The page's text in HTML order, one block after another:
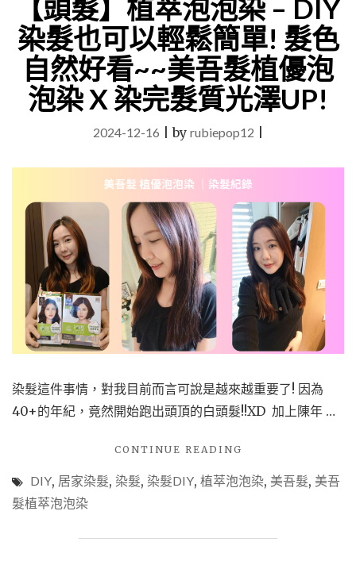
貝
拉
+PRP
再
生
醫
美
惱
的
脖
紋
OUT
!
還
我
青
春
拯
脖
紋
(下
完
【頭髮】植萃泡泡染 – DIY
染髮也可以輕鬆簡單! 髮色
自然好看~~美吾髮植優泡
泡染 X 染完髮質光澤UP!
2024-12-16 |by rubiepop12
染髮這件事情，對我目前而言可說是越來越重要了! 因為
40+的年紀，竟然開始跑出頭頂的白頭髮!!XD 加上陳年 …
CONTINUE READING
植
DIY, 居家染髮, 染髮, 染髮DIY, 植萃泡泡染, 美吾髮, 美吾
髮植萃泡泡染